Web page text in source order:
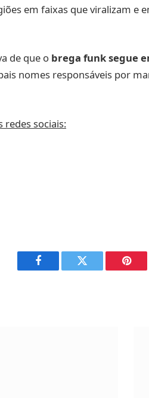
em faixas que viralizam e
de que o brega funk segue
nomes responsáveis por
redes sociais:
Facebook Twitter